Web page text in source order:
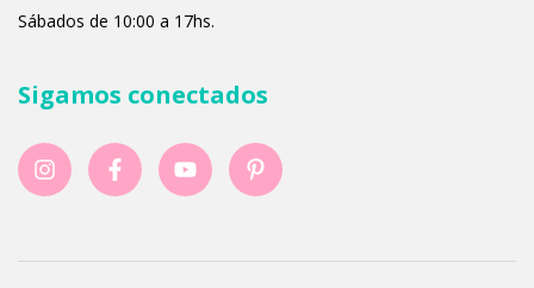
Sábados de 10:00 a 17hs.
Sigamos conectados